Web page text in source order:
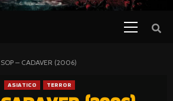
SOP – CADAVER (2006)
ASIATICO TERROR